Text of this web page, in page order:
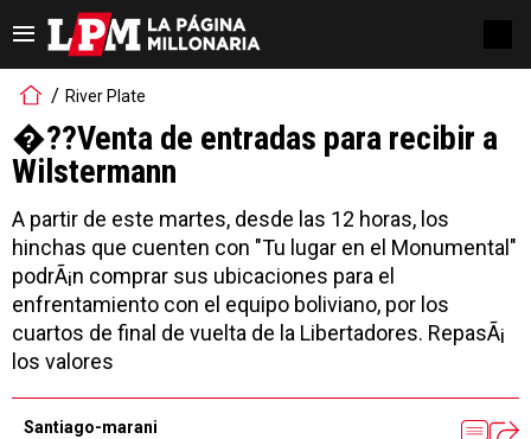
River Plate
�??Venta de entradas para recibir a
Wilstermann
A partir de este martes, desde las 12 horas, los
hinchas que cuenten con "Tu lugar en el Monumental"
podrÃ¡n comprar sus ubicaciones para el
enfrentamiento con el equipo boliviano, por los
cuartos de final de vuelta de la Libertadores. RepasÃ¡
los valores
Santiago-marani